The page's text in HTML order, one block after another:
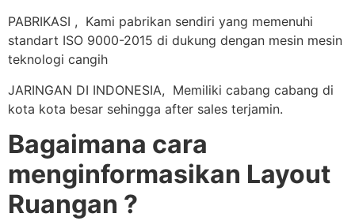
PABRIKASI , Kami pabrikan sendiri yang memenuhi
standart ISO 9000-2015 di dukung dengan mesin mesin
teknologi cangih
JARINGAN DI INDONESIA, Memiliki cabang cabang di
kota kota besar sehingga after sales terjamin.
Bagaimana cara
menginformasikan Layout
Ruangan ?